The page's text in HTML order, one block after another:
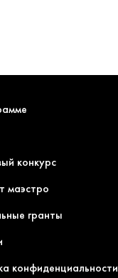
конкурс
маэстро
гранты
конфиденциальности